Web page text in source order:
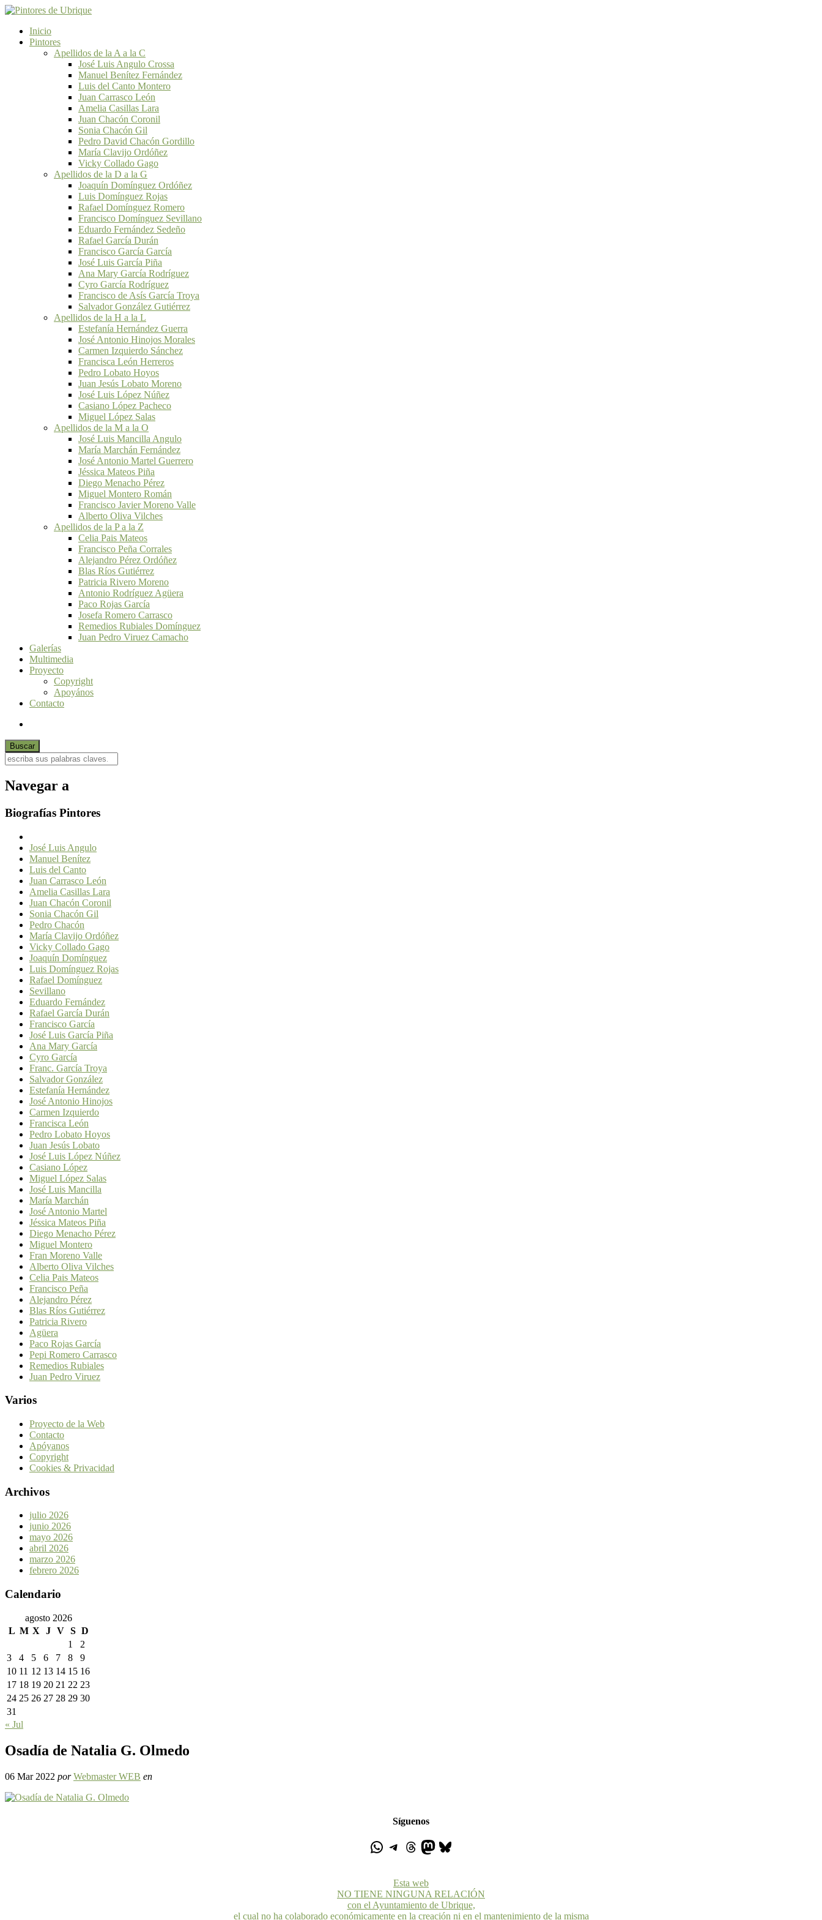
Inicio
Pintores
Apellidos de la A a la C
José Luis Angulo Crossa
Manuel Benítez Fernández
Luis del Canto Montero
Juan Carrasco León
Amelia Casillas Lara
Juan Chacón Coronil
Sonia Chacón Gil
Pedro David Chacón Gordillo
María Clavijo Ordóñez
Vicky Collado Gago
Apellidos de la D a la G
Joaquín Domínguez Ordóñez
Luis Domínguez Rojas
Rafael Domínguez Romero
Francisco Domínguez Sevillano
Eduardo Fernández Sedeño
Rafael García Durán
Francisco García García
José Luis García Piña
Ana Mary García Rodríguez
Cyro García Rodríguez
Francisco de Asís García Troya
Salvador González Gutiérrez
Apellidos de la H a la L
Estefanía Hernández Guerra
José Antonio Hinojos Morales
Carmen Izquierdo Sánchez
Francisca León Herreros
Pedro Lobato Hoyos
Juan Jesús Lobato Moreno
José Luis López Núñez
Casiano López Pacheco
Miguel López Salas
Apellidos de la M a la O
José Luis Mancilla Angulo
María Marchán Fernández
José Antonio Martel Guerrero
Jéssica Mateos Piña
Diego Menacho Pérez
Miguel Montero Román
Francisco Javier Moreno Valle
Alberto Oliva Vilches
Apellidos de la P a la Z
Celia Pais Mateos
Francisco Peña Corrales
Alejandro Pérez Ordóñez
Blas Ríos Gutiérrez
Patricia Rivero Moreno
Antonio Rodríguez Agüera
Paco Rojas García
Josefa Romero Carrasco
Remedios Rubiales Domínguez
Juan Pedro Viruez Camacho
Galerías
Multimedia
Proyecto
Copyright
Apoyános
Contacto
Navegar a
Biografías Pintores
José Luis Angulo
Manuel Benítez
Luis del Canto
Juan Carrasco León
Amelia Casillas Lara
Juan Chacón Coronil
Sonia Chacón Gil
Pedro Chacón
María Clavijo Ordóñez
Vicky Collado Gago
Joaquín Domínguez
Luis Domínguez Rojas
Rafael Domínguez
Sevillano
Eduardo Fernández
Rafael García Durán
Francisco García
José Luis García Piña
Ana Mary García
Cyro García
Franc. García Troya
Salvador González
Estefanía Hernández
José Antonio Hinojos
Carmen Izquierdo
Francisca León
Pedro Lobato Hoyos
Juan Jesús Lobato
José Luis López Núñez
Casiano López
Miguel López Salas
José Luis Mancilla
María Marchán
José Antonio Martel
Jéssica Mateos Piña
Diego Menacho Pérez
Miguel Montero
Fran Moreno Valle
Alberto Oliva Vilches
Celia Pais Mateos
Francisco Peña
Alejandro Pérez
Blas Ríos Gutiérrez
Patricia Rivero
Agüera
Paco Rojas García
Pepi Romero Carrasco
Remedios Rubiales
Juan Pedro Viruez
Varios
Proyecto de la Web
Contacto
Apóyanos
Copyright
Cookies & Privacidad
Archivos
julio 2026
junio 2026
mayo 2026
abril 2026
marzo 2026
febrero 2026
Calendario
agosto 2026
L M X J V S D
1
2
3
4 5 6 7 8
9
10 11 12 13 14 15 16
17 18 19 20 21 22 23
24 25 26 27 28 29 30
31
« Jul
Osadía de Natalia G. Olmedo
06 Mar 2022 por Webmaster WEB en
Síguenos
Esta web
NO TIENE NINGUNA RELACIÓN
con el Ayuntamiento de Ubrique,
el cual no ha colaborado económicamente en la creación ni en el mantenimiento de la misma